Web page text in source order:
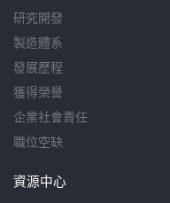
研究開發
製造體系
發展歷程
獲得榮譽
企業社會責任
職位空缺
資源中心